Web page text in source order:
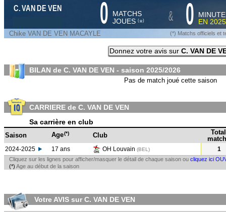
C. VAN DE VEN 0 MATCHS
JOUES (*) & 0
EN
Chike VAN DE VEN MACAYLE (*) Matchs officiels et
Donnez votre avis sur C. VAN DE
BILAN de C. VAN DE VEN - saison 2025/2026
Pas de match joué cette saison
CARRIERE de C. VAN DE VEN
Sa carrière en club
Saison Age(*) Club
Total
2024-2025 17 ans OH Louvain (BEL ) 1
Cliquez sur les lignes pour afficher/masquer le détail de chaque saison ou cliquez ici
(*) Age au début de la saison
Votre AVIS sur C. VAN DE VEN